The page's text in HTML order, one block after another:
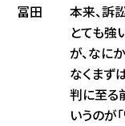
冨田
本来、訴
とても強
が、なに
なくまず
判に至る
いうのが